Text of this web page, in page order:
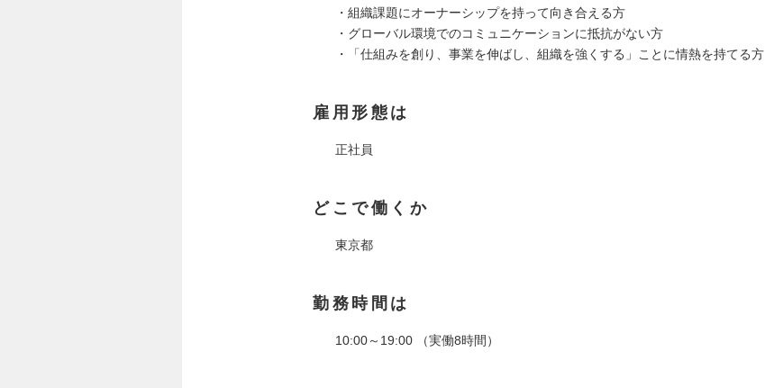
・組織課題にオーナーシップを持って向き合える方
・グローバル環境でのコミュニケーションに抵抗がない方
・「仕組みを創り、事業を伸ばし、組織を強くする」ことに情熱を持てる方
雇用形態は
正社員
どこで働くか
東京都
勤務時間は
10:00～19:00 （実働8時間）